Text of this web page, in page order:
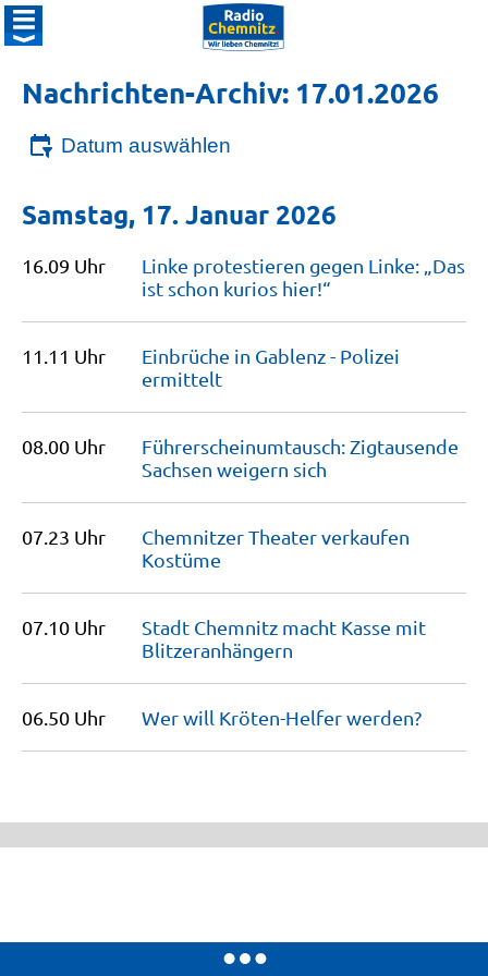
Nachrichten-Archiv: 17.01.2026
Datum auswählen
Samstag, 17. Januar 2026
16.09 Uhr
Linke protestieren gegen Linke: „Das
ist schon kurios hier!“
11.11 Uhr
Einbrüche in Gablenz - Polizei
ermittelt
08.00 Uhr
Führerscheinumtausch: Zigtausende
Sachsen weigern sich
07.23 Uhr
Chemnitzer Theater verkaufen
Kostüme
07.10 Uhr
Stadt Chemnitz macht Kasse mit
Blitzeranhängern
06.50 Uhr Wer will Kröten-Helferwerden?